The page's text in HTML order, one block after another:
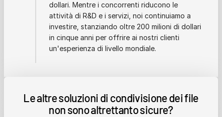
dollari. Mentre i concorrenti riducono le
attività di R&D e i servizi, noi continuiamo a
investire, stanziando oltre 200 milioni di dollari
in cinque anni per offrire ai nostri clienti
un'esperienza di livello mondiale.
Le altre soluzioni di condivisione dei file
non sono altrettanto sicure?